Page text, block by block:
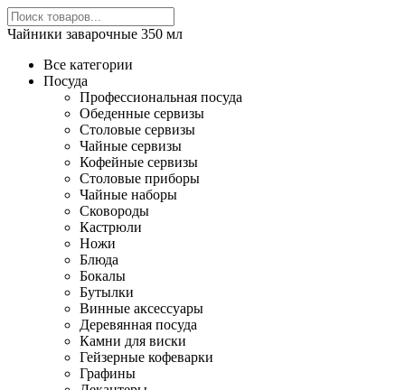
Чайники заварочные 350 мл
Все категории
Посуда
Профессиональная посуда
Обеденные сервизы
Столовые сервизы
Чайные сервизы
Кофейные сервизы
Столовые приборы
Чайные наборы
Сковороды
Кастрюли
Ножи
Блюда
Бокалы
Бутылки
Винные аксессуары
Деревянная посуда
Камни для виски
Гейзерные кофеварки
Графины